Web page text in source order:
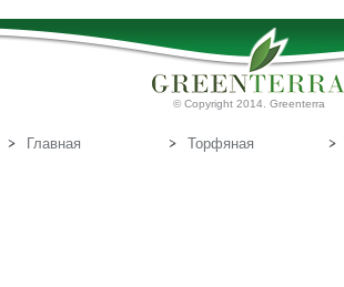
© Copyright 2014. Greenterra
Главная
Торфяная